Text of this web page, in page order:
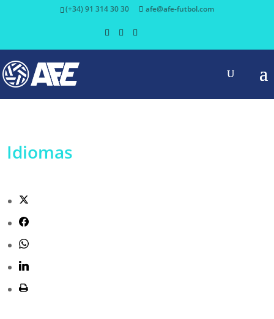
(+34) 91 314 30 30 afe@afe-futbol.com
Idiomas